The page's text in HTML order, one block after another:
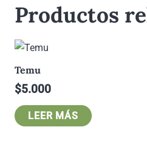
Productos
Temu
$5.000
LEER MÁS